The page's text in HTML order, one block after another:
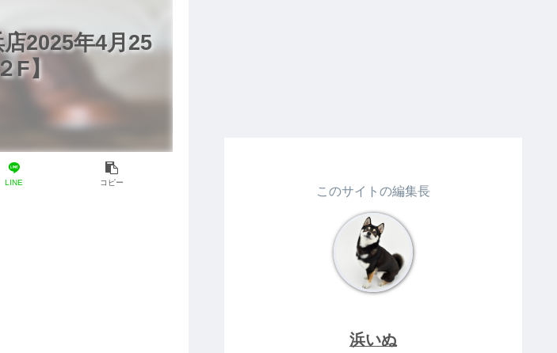
2025年4月25
F】
LINE コピー
このサイトの編集長
浜いぬ